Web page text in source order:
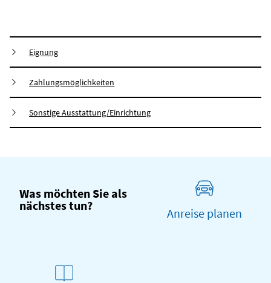
Eignung
Zahlungsmöglichkeiten
Sonstige Ausstattung/Einrichtung
Was möchten Sie als
nächstes tun? Anreise planen